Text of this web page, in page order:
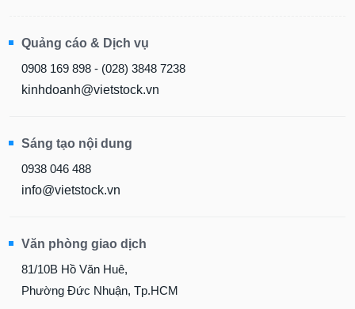
Quảng cáo & Dịch vụ
0908 169 898 - (028) 3848 7238
kinhdoanh@vietstock.vn
Sáng tạo nội dung
0938 046 488
info@vietstock.vn
Văn phòng giao dịch
81/10B Hồ Văn Huê,
Phường Đức Nhuận, Tp.HCM